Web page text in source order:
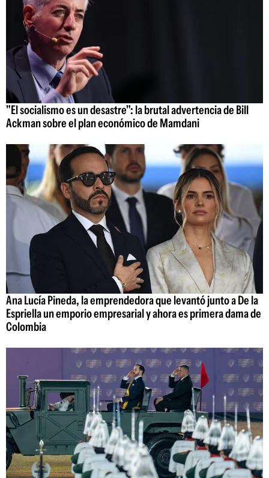
"El socialismo es un desastre": la brutal advertencia de Bill
Ackman sobre el plan económico de Mamdani
Ana Lucía Pineda, la emprendedora que levantó junto a De la
Espriella un emporio empresarial y ahora es primera dama de
Colombia